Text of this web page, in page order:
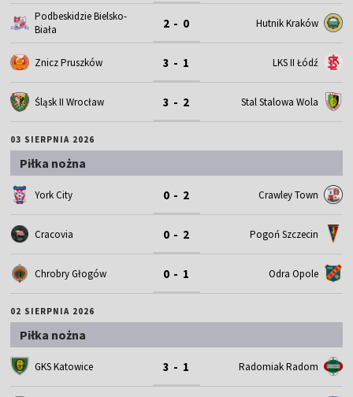
Podbeskidzie Bielsko-
Biała
2 - 0 Hutnik Kraków
Znicz Pruszków 3 - 1 LKS II Łódź
Śląsk II Wrocław 3 - 2 Stal Stalowa Wola
03 SIERPNIA 2026
Piłka nożna
York City 0 - 2 Crawley Town
Cracovia 0 - 2 Pogoń Szczecin
Chrobry Głogów 0 - 1 Odra Opole
02 SIERPNIA 2026
Piłka nożna
GKS Katowice 3 - 1 Radomiak Radom